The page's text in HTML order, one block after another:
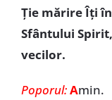
Ţie mărire Îţi
Sfântului
vecilor.
Poporul:Amin.